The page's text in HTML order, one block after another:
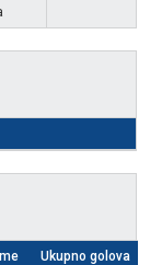
Ukupno golova